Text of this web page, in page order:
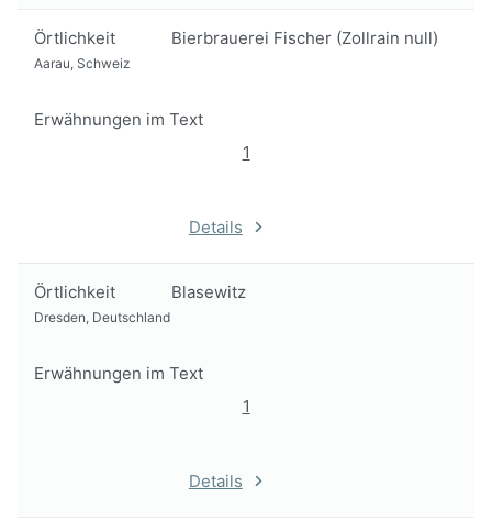
Örtlichkeit Bierbrauerei Fischer (Zollrain null)
Aarau, Schweiz
Erwähnungen im Text
1
Details
Örtlichkeit Blasewitz
Dresden, Deutschland
Erwähnungen im Text
1
Details